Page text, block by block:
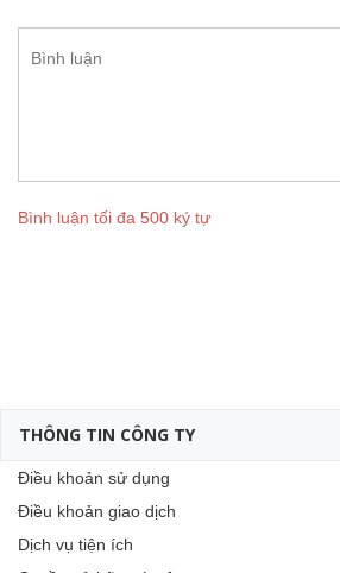
Bình luận tối đa 500 ký tự
THÔNG TIN CÔNG TY
Điều khoản sử dụng
Điều khoản giao dịch
Dịch vụ tiện ích